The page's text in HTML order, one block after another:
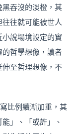
吞沒的淡橙，其
往就可能被世人
說場境設定的實
哲學想像，讀者
至哲理想像，不
比例續漸加重，其
」、「或許」、